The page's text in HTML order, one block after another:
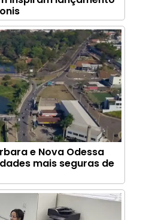
e Nova Odessa
mais seguras de